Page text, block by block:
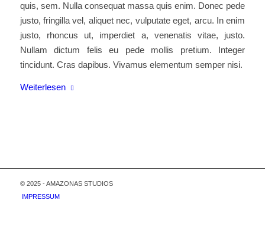
quis, sem. Nulla consequat massa quis enim. Donec pede
justo, fringilla vel, aliquet nec, vulputate eget, arcu. In enim
justo, rhoncus ut, imperdiet a, venenatis vitae, justo.
Nullam dictum felis eu pede mollis pretium. Integer
tincidunt. Cras dapibus. Vivamus elementum semper nisi.
Weiterlesen
© 2025 - AMAZONAS STUDIOS
IMPRESSUM